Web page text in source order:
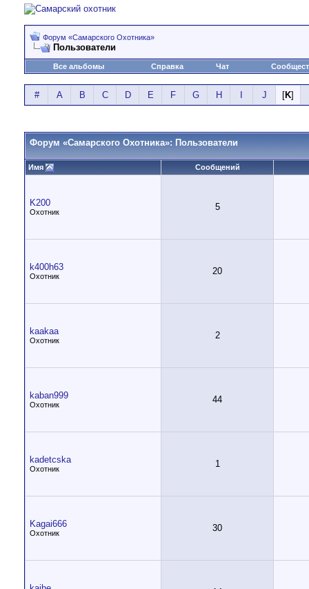
Форум «Самарского Охотника»
Пользователи
Все альбомы Справка Чат
# A B C D E F G H J [K]
Форум «Самарского Охотника»: Пользователи
Имя Сообщений
K200
Охотник 5
k400h63
Охотник 20
kaakaa
Охотник 2
kaban999
Охотник 44
kadetcska
Охотник 1
Kagai666
Охотник 30